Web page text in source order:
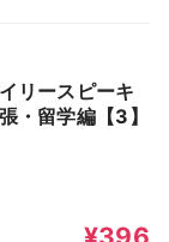
リースピーキ
・留学編【3】